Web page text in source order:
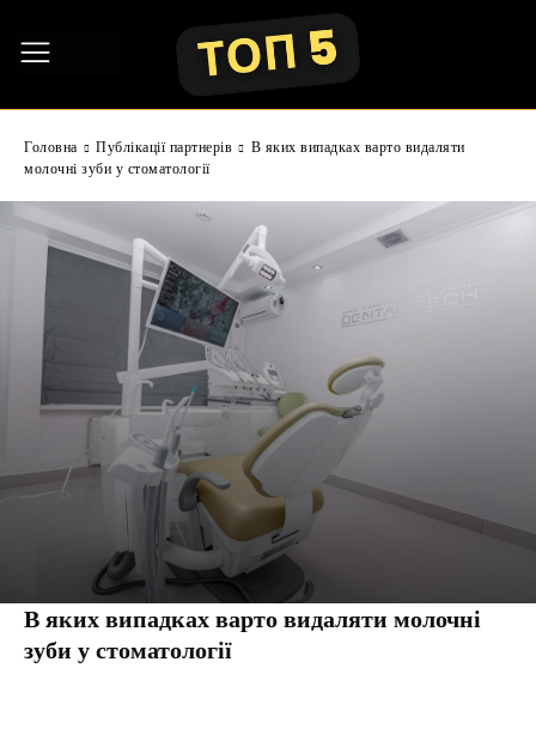
Головна Публікації партнерів
В яких випадках варто видаляти
молочні зуби у стоматології
В яких випадках варто видаляти молочні
зуби у стоматології